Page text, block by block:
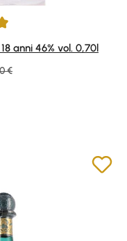
anni 46% vol. 0,70l
price:
€